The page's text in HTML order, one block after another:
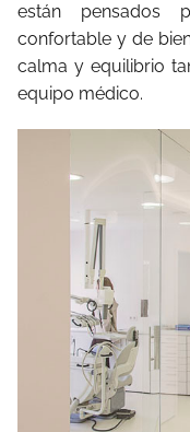
están pensados
confortable y de
calma y equilibrio
equipo médico.